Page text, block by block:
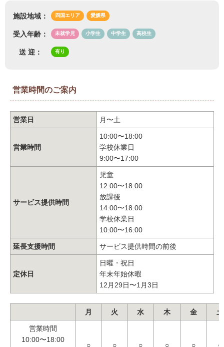
施設地域： 四国エリア 愛媛県
受入年齢： 未就学児 小学生 中学生 高校生
送 迎： 有り
営業時間のご案内
営業日 月〜土
営業時間
10:00〜18:00
学校休業日
9:00〜17:00
サービス提供時間
児童
12:00〜18:00
放課後
14:00〜18:00
学校休業日
10:00〜16:00
延長支援時間 サービス提供時間の前後
定休日
日曜・祝日
年末年始休暇
12月29日〜1月3日
月 火 水 木 金 土
営業時間
10:00〜18:00
○ ○ ○ ○ ○ ○